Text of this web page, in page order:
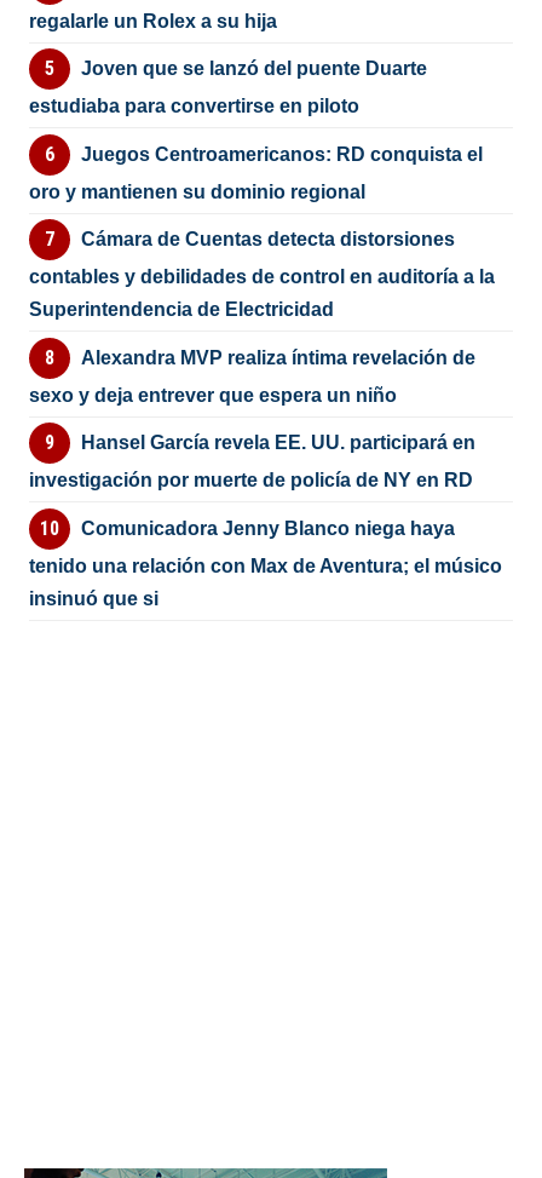
regalarle un Rolex a su hija
Joven que se lanzó del puente Duarte
estudiaba para convertirse en piloto
Juegos Centroamericanos: RD conquista el
oro y mantienen su dominio regional
Cámara de Cuentas detecta distorsiones
contables y debilidades de control en auditoría a la
Superintendencia de Electricidad
Alexandra MVP realiza íntima revelación de
sexo y deja entrever que espera un niño
Hansel García revela EE. UU. participará en
investigación por muerte de policía de NY en RD
Comunicadora Jenny Blanco niega haya
tenido una relación con Max de Aventura; el músico
insinuó que si